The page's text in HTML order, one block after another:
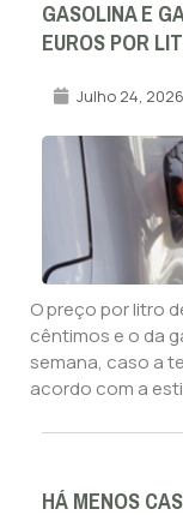
GASOLINA E
EUROS POR
Julho 24, 2026
O preço por litro
cêntimos e o da
semana, caso a
acordo com a
HÁ MENOS